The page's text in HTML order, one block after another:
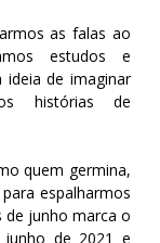
as falas ao
estudos e
ideia de imaginar
histórias de
quem germina,
espalharmos
de junho marca o
junho de 2021 e